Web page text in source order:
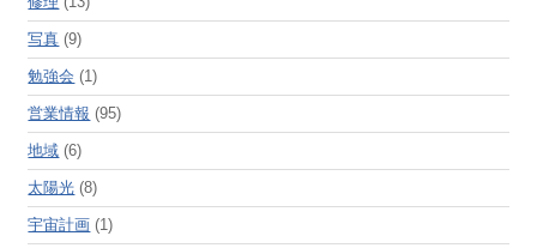
写真 (9)
勉強会 (1)
営業情報 (95)
地域 (6)
太陽光 (8)
宇宙計画 (1)